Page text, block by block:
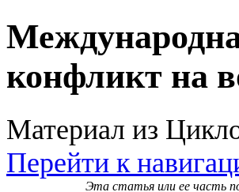
конфликт на
Материал из
Перейти к
Эта статья или ее часть